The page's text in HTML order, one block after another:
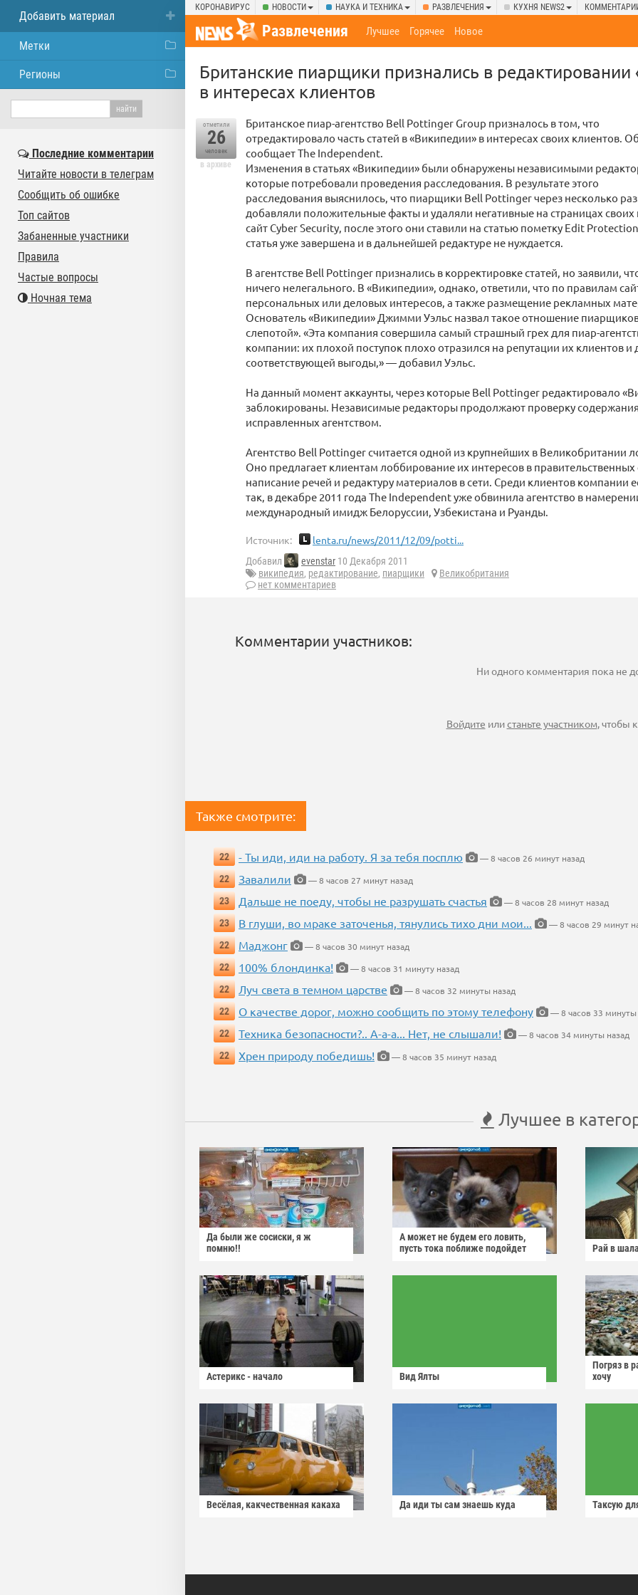
КОРОНАВИРУС НОВОСТИ НАУКА И ТЕХНИКА РАЗВЛЕЧЕНИЯ КУХНЯ NEWS2
Развлечения Лучшее Горячее Новое
Британские пиарщики признались в редактировании
в интересах клиентов
отметили
26
человек
в архиве
Британское пиар-агентство Bell Pottinger Group призналось в том, что
отредактировало часть статей в «Википедии» в интересах своих клиентов.
сообщает The Independent.
Изменения в статьях «Википедии» были обнаружены независимыми
которые потребовали проведения расследования. В результате этого
расследования выяснилось, что пиарщики Bell Pottinger через несколько
добавляли положительные факты и удаляли негативные на страницах
сайт Cyber Security, после этого они ставили на статью пометку Edit
статья уже завершена и в дальнейшей редактуре не нуждается.
В агентстве Bell Pottinger признались в корректировке статей, но заявили,
ничего нелегального. В «Википедии», однако, ответили, что по правилам
персональных или деловых интересов, а также размещение рекламных
Основатель «Википедии» Джимми Уэльс назвал такое отношение пиарщиков
слепотой». «Эта компания совершила самый страшный грех для пиар-
компании: их плохой поступок плохо отразился на репутации их клиентов
соответствующей выгоды,» — добавил Уэльс.
На данный момент аккаунты, через которые Bell Pottinger редактировало
заблокированы. Независимые редакторы продолжают проверку содержания
исправленных агентством.
Агентство Bell Pottinger считается одной из крупнейших в Великобритании
Оно предлагает клиентам лоббирование их интересов в правительственных
написание речей и редактуру материалов в сети. Среди клиентов компании
так, в декабре 2011 года The Independent уже обвинила агентство в
международный имидж Белоруссии, Узбекистана и Руанды.
Источник: lenta.ru/news/2011/12/09/potti...
Добавил evenstar 10 Декабря 2011
википедия, редактирование, пиарщики
Великобритания
нет комментариев
Комментарии участников:
Ни одного комментария пока не
Войдите илистаньте участником, чтобы
Также смотрите:
22 - Ты иди, иди на работу. Я за тебя посплю
— 8 часов 26 минут назад
22
Завалили
— 8 часов 27 минут назад
23
Дальше не поеду, чтобы не разрушать счастья
— 8 часов 28 минут назад
23
В глуши, во мраке заточенья, тянулись тихо дни мои...
— 8 часов 29 минут
22
Маджонг
— 8 часов 30 минут назад
22
100% блондинка!
— 8 часов 31 минуту назад
22
Луч света в темном царстве
— 8 часов 32 минуты назад
22
О качестве дорог, можно сообщить по этому телефону
— 8 часов 33 минуты
22
Техника безопасности?.. А-а-а... Нет, не слышали!
— 8 часов 34 минуты назад
22
Хрен природу победишь! — 8 часов 35 минут назад
Лучшее в
Да были же сосиски, я ж
помню!!
А может не будем его ловить,
пусть тока поближе подойдет
Рай в
Астерикс - начало Вид Ялты
Погряз в
хочу
Весёлая, какчественная какаха Да иди ты сам знаешь куда Таксую
Добавить материал
Метки
Регионы
Последние комментарии
Читайте новости в телеграм
Сообщить об ошибке
Топ сайтов
Забаненные участники
Правила
Частые вопросы
Ночная тема